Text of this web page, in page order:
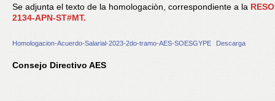
Se adjunta el texto de la homologaciòn, correspondiente a la
2134-APN-ST#MT.
Homologacion-Acuerdo-Salarial-2023-2do-tramo-AES-SOESGYPE Descarga
Consejo Directivo AES